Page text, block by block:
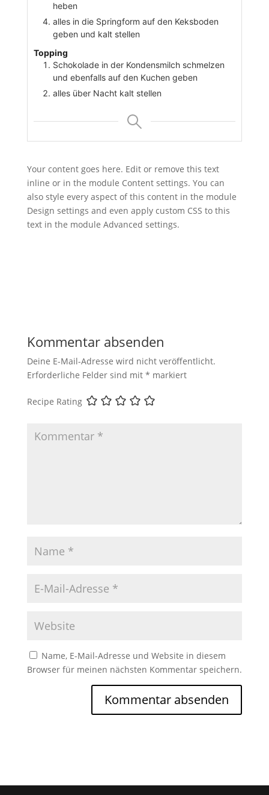
heben
alles in die Springform auf den Keksboden
geben und kalt stellen
Topping
Schokolade in der Kondensmilch schmelzen
und ebenfalls auf den Kuchen geben
alles über Nacht kalt stellen
Your content goes here. Edit or remove this text
inline or in the module Content settings. You can
also style every aspect of this content in the module
Design settings and even apply custom CSS to this
text in the module Advanced settings.
Kommentar absenden
Deine E-Mail-Adresse wird nicht veröffentlicht.
Erforderliche Felder sind mit * markiert
Recipe Rating
Name, E-Mail-Adresse und Website in diesem
Browser für meinen nächsten Kommentar speichern.